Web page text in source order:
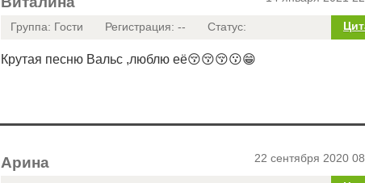
Группа: Гости Регистрация: -- Статус:
Крутая песню Вальс ,люблю её😚😚😚😗😁
22 сентября 2020
Арина